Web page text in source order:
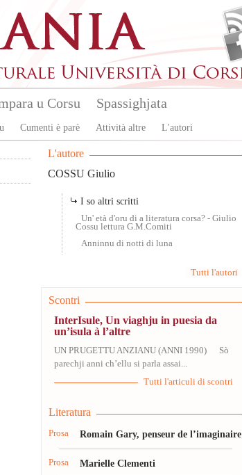
Cumenti è parè Attività altre L'autori
u Corsu Spassighjata
L'autore
COSSU Giulio
I so altri scritti
Un' età d'oru di a literatura corsa? - Giulio
Cossu lettura G.M.Comiti
Anninnu di notti di luna
Tutti l'autori
Scontri
InterIsule, Un viaghju in puesia da
un’isula à l’altre
UN PRUGETTU ANZIANU (ANNI 1990) Sò
parechji anni ch’ellu si parla assai...
Tutti l'articuli di scontri
Literatura
Prosa Romain Gary, penseur de l’imaginaire
Prosa Marielle Clementi